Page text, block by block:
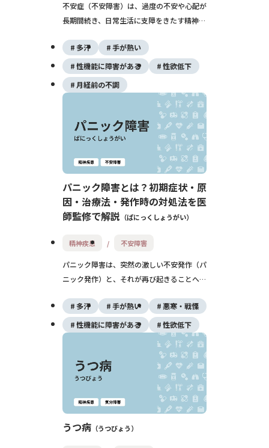
不安症（不安障害）は、過度の不安や心配が
長期間続き、日常生活に支障をきたす精神疾
法や認知行動療法を通じて改善が可能です。
早期の診断と治療が回復の鍵となります。
多汗
手が熱い
性機能に障害がある
性欲低下
月経前の不調
パニック障害とは？初期症状・原
因・治療法・発作時の対処法を医
師監修で解説
ぱにっくしょうがい
精神疾患 不安障害
パニック障害は、突然の激しい不安発作（パ
ニック発作）と、それが再び起きることへの
です。外出困難や社会生活への支障をきたす
こともあり、薬物療法と認知行動療法による
治療が有効です。
多汗 手が熱い
悪寒・戦慄
性機能に障害がある
性欲低下
うつ病 うつびょう